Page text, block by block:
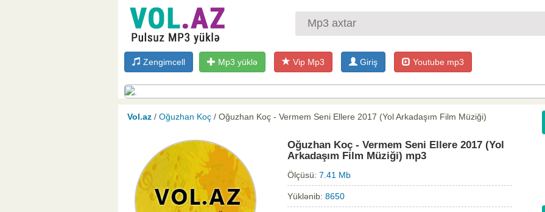
Zengimcell Mp3 yüklə Vip Mp3 Giriş Youtube mp3
Vol.az / Oğuzhan Koç / Oğuzhan Koç - Vermem Seni Ellere 2017 (Yol Arkadaşım Film Müziği)
Oğuzhan Koç - Vermem Seni Ellere 2017 (Yol
Arkadaşım Film Müziği) mp3
Ölçüsü: 7.41 Mb
Yüklənib: 8650